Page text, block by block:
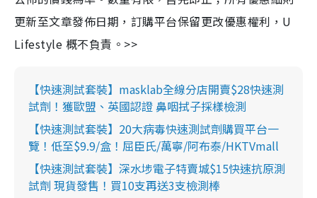
更新至文章發佈日期，訂購平台保留更改優惠權利，U
Lifestyle 概不負責。>>
【快速測試套裝】masklab全線分店開賣$28快速測
試劑！獲歐盟、英國認證 鼻咽拭子採樣檢測
【快速測試套裝】20大病毒快速測試劑購買平台一
覽！低至$9.9/盒！屈臣氏/萬寧/阿布泰/HKTVmall
【快速測試套裝】深水埗電子特賣城$15快速抗原測
試劑 現貨發售！買10支再送3支檢測棒